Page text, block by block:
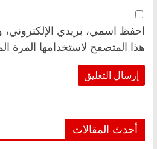
احفظ اسمي، بريدي الإلكتروني،
هذا المتصفح لاستخدامها المرة
أحدث المقالات